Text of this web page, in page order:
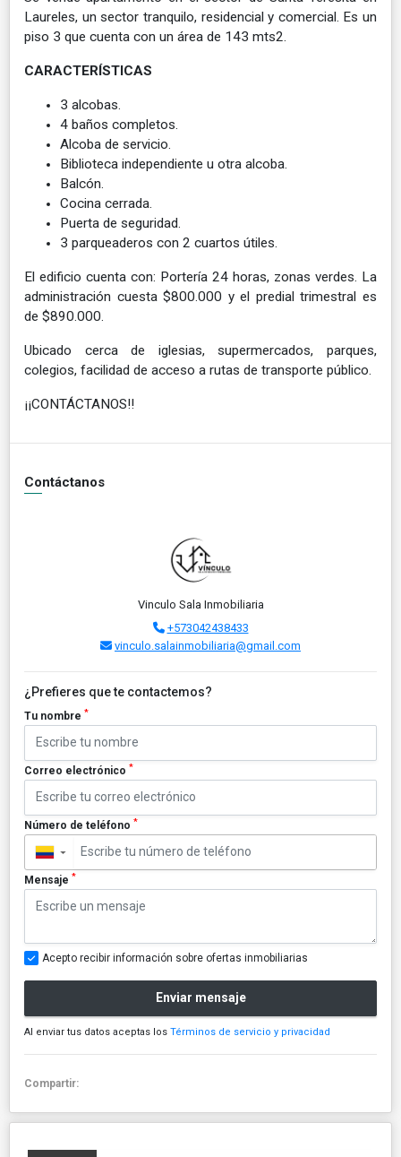
Laureles, un sector tranquilo, residencial y comercial. Es un
piso 3 que cuenta con un área de 143 mts2.
CARACTERÍSTICAS
3 alcobas.
4 baños completos.
Alcoba de servicio.
Biblioteca independiente u otra alcoba.
Balcón.
Cocina cerrada.
Puerta de seguridad.
3 parqueaderos con 2 cuartos útiles.
El edificio cuenta con: Portería 24 horas, zonas verdes. La
administración cuesta $800.000 y el predial trimestral es
de $890.000.
Ubicado cerca de iglesias, supermercados, parques,
colegios, facilidad de acceso a rutas de transporte público.
¡¡CONTÁCTANOS!!
Contáctanos
Vinculo Sala Inmobiliaria
+573042438433
vinculo.salainmobiliaria@gmail.com
¿Prefieres que te contactemos?
Tu nombre *
Correo electrónico *
Número de teléfono *
▼
Mensaje *
Acepto recibir información sobre ofertas inmobiliarias
Enviar mensaje
Al enviar tus datos aceptas los Términos de servicio y privacidad
Compartir: